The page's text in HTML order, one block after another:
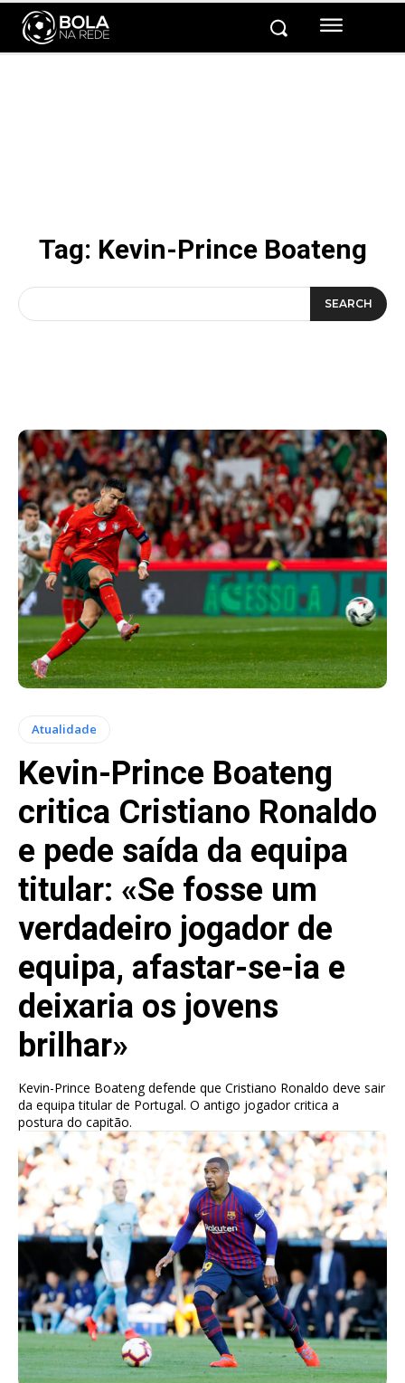
Tag: Kevin-Prince Boateng
SEARCH
Atualidade
Kevin-Prince Boateng
critica Cristiano Ronaldo
e pede saída da equipa
titular: «Se fosse um
verdadeiro jogador de
equipa, afastar-se-ia e
deixaria os jovens
brilhar»
Kevin-Prince Boateng defende que Cristiano Ronaldo deve sair
da equipa titular de Portugal. O antigo jogador critica a
postura do capitão.